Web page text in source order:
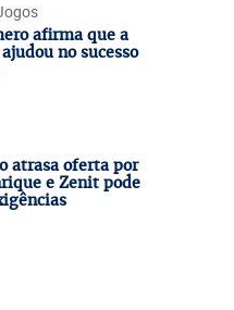
afirma que a
no sucesso
atrasa oferta por
e Zenit pode